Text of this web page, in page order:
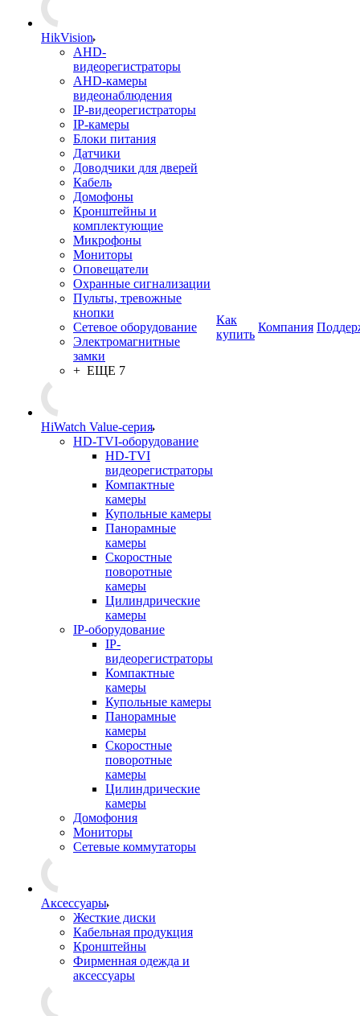
HikVision
AHD-
видеорегистраторы
AHD-камеры
видеонаблюдения
IP-видеорегистраторы
IP-камеры
Блоки питания
Датчики
Доводчики для дверей
Кабель
Домофоны
Кронштейны и
комплектующие
Микрофоны
Мониторы
Оповещатели
Охранные сигнализации
Пульты, тревожные
кнопки
Сетевое оборудование
Электромагнитные
замки
+ ЕЩЕ 7
HiWatch Value-серия
HD-TVI-оборудование
HD-TVI
видеорегистраторы
Компактные
камеры
Купольные камеры
Панорамные
камеры
Скоростные
поворотные
камеры
Цилиндрические
камеры
IP-оборудование
IP-
видеорегистраторы
Компактные
камеры
Купольные камеры
Панорамные
камеры
Скоростные
поворотные
камеры
Цилиндрические
камеры
Домофония
Мониторы
Сетевые коммутаторы
Аксессуары
Жесткие диски
Кабельная продукция
Кронштейны
Фирменная одежда и
аксессуары
Как
купить
Компания